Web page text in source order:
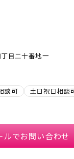
目二十番地一
談可
土日祝日相談
ルでお問い合わせ